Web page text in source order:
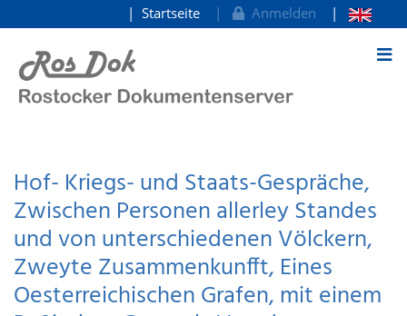
zum Inhalt
Startseite Anmelden
Hof- Kriegs- und Staats-Gespräche,
Zwischen Personen allerley Standes
und von unterschiedenen Völckern,
Zweyte Zusammenkunfft, Eines
Oesterreichischen Grafen, mit einem